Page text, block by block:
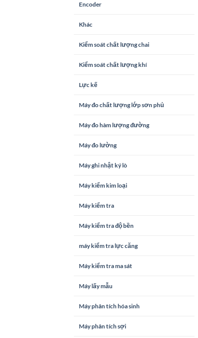
Encoder
Khác
Kiểm soát chất lượng chai
Kiểm soát chất lượng khí
Lực kế
Máy đo chất lượng lớp sơn phủ
Máy đo hàm lượng đường
Máy đo lường
Máy ghi nhật ký lò
Máy kiểm kim loại
Máy kiểm tra
Máy kiểm tra độ bền
máy kiểm tra lực căng
Máy kiểm tra ma sát
Máy lấy mẫu
Máy phân tích hóa sinh
Máy phân tích sợi